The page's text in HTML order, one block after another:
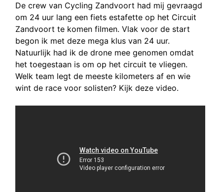
De crew van Cycling Zandvoort had mij gevraagd
om 24 uur lang een fiets estafette op het Circuit
Zandvoort te komen filmen. Vlak voor de start
begon ik met deze mega klus van 24 uur.
Natuurlijk had ik de drone mee genomen omdat
het toegestaan is om op het circuit te vliegen.
Welk team legt de meeste kilometers af en wie
wint de race voor solisten? Kijk deze video.